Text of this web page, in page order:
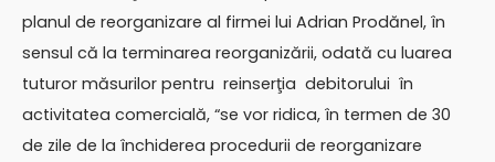
planul de reorganizare al firmei lui Adrian Prodănel, în
sensul că la terminarea reorganizării, odată cu luarea
tuturor măsurilor pentru reinserţia debitorului în
activitatea comercială, “se vor ridica, în termen de 30
de zile de la închiderea procedurii de reorganizare